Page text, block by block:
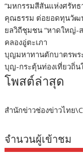
“มหกรรมสีสันแห่งศรัท
คุณธรรม ต่อยอดทุนวัฒ
ยลวิถีชุมชน “หาดใหญ่-
คลองอู่ตะเภา
บุญมหาทานตักบาตรพร
บุญ-กระตุ้นท่องเที่ยวถิ่น
โพสต์ล่าสุด
สำนักข่าวช่องข่าวไทย
จำนวนผู้เข้าชม